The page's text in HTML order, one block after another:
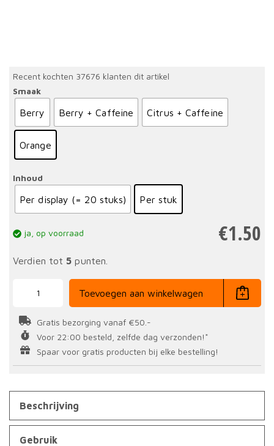
Recent kochten 37676 klanten dit artikel
Smaak
Berry Berry + Caffeine Citrus + Caffeine
Orange
Inhoud
Per display (= 20 stuks) Per stuk
ja, op voorraad €1.50
Verdien tot 5 punten.
gr
aantal
Toevoegen aan winkelwagen
Gratis bezorging vanaf €50.-
Voor 22:00 besteld, zelfde dag verzonden!*
Spaar voor gratis producten bij elke bestelling!
Beschrijving
Gebruik